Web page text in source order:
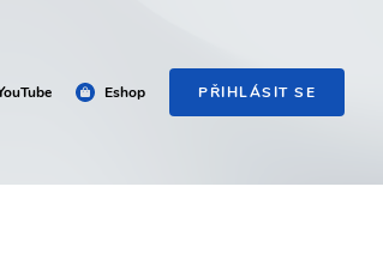
Eshop PŘIHLÁSIT SE